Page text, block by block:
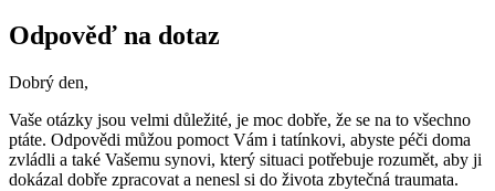
Odpověď na dotaz
Dobrý den,
Vaše otázky jsou velmi důležité, je moc dobře, že se na to všechno
ptáte. Odpovědi můžou pomoct Vám i tatínkovi, abyste péči doma
zvládli a také Vašemu synovi, který situaci potřebuje rozumět, aby ji
dokázal dobře zpracovat a nenesl si do života zbytečná traumata.